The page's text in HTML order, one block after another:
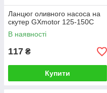
Ланцюг оливного насоса на
скутер GXmotor 125-150С
В наявності
117 ₴
Купити